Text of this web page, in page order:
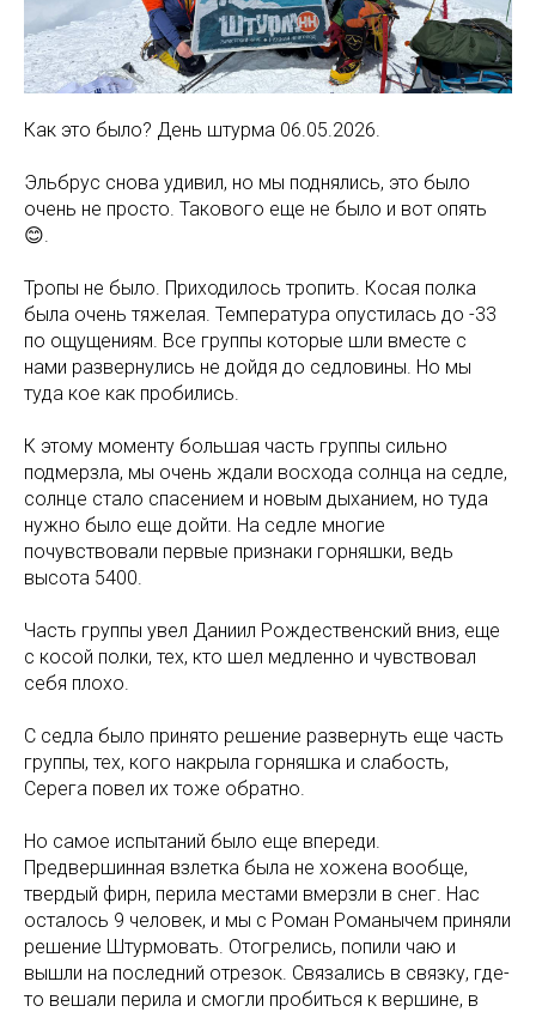
Как это было? День штурма 06.05.2026.
Эльбрус снова удивил, но мы поднялись, это было
очень не просто. Такового еще не было и вот опять
😊.
Тропы не было. Приходилось тропить. Косая полка
была очень тяжелая. Температура опустилась до -33
по ощущениям. Все группы которые шли вместе с
нами развернулись не дойдя до седловины. Но мы
туда кое как пробились.
К этому моменту большая часть группы сильно
подмерзла, мы очень ждали восхода солнца на седле,
солнце стало спасением и новым дыханием, но туда
нужно было еще дойти. На седле многие
почувствовали первые признаки горняшки, ведь
высота 5400.
Часть группы увел Даниил Рождественский вниз, еще
с косой полки, тех, кто шел медленно и чувствовал
себя плохо.
С седла было принято решение развернуть еще часть
группы, тех, кого накрыла горняшка и слабость,
Серега повел их тоже обратно.
Но самое испытаний было еще впереди.
Предвершинная взлетка была не хожена вообще,
твердый фирн, перила местами вмерзли в снег. Нас
осталось 9 человек, и мы с Роман Романычем приняли
решение Штурмовать. Отогрелись, попили чаю и
вышли на последний отрезок. Связались в связку, где-
то вешали перила и смогли пробиться к вершине, в